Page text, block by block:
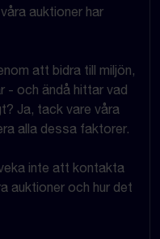
auktioner har
att bidra till miljön,
- och ändå hittar vad
Ja, tack vare våra
alla dessa faktorer.
inte att kontakta
auktioner och hur det